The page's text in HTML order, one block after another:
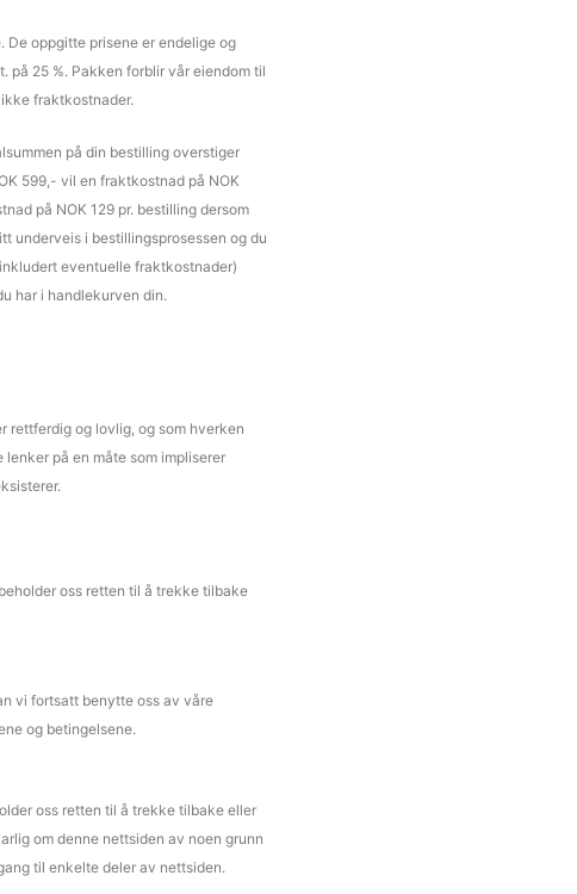
De oppgitte prisene er endelige og
på 25 %. Pakken forblir vår eiendom til
fraktkostnader.
på din bestilling overstiger
599,- vil en fraktkostnad på NOK
på NOK 129 pr. bestilling dersom
underveis i bestillingsprosessen og du
eventuelle fraktkostnader)
har i handlekurven din.
rettferdig og lovlig, og som hverken
på en måte som impliserer
oss retten til å trekke tilbake
vi fortsatt benytte oss av våre
og betingelsene.
oss retten til å trekke tilbake eller
om denne nettsiden av noen grunn
til enkelte deler av nettsiden.